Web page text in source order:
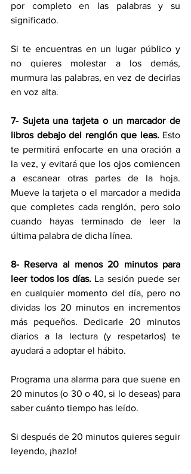
por completo en las palabras y su
significado.
Si te encuentras en un lugar público y
no quieres molestar a los demás,
murmura las palabras, en vez de decirlas
en voz alta.
7- Sujeta una tarjeta o un marcador de
libros debajo del renglón que leas. Esto
te permitirá enfocarte en una oración a
la vez, y evitará que los ojos comiencen
a escanear otras partes de la hoja.
Mueve la tarjeta o el marcador a medida
que completes cada renglón, pero solo
cuando hayas terminado de leer la
última palabra de dicha línea.
8- Reserva al menos 20 minutos para
leer todos los días. La sesión puede ser
en cualquier momento del día, pero no
dividas los 20 minutos en incrementos
más pequeños. Dedicarle 20 minutos
diarios a la lectura (y respetarlos) te
ayudará a adoptar el hábito.
Programa una alarma para que suene en
20 minutos (o 30 o 40, si lo deseas) para
saber cuánto tiempo has leído.
Si después de 20 minutos quieres seguir
leyendo, ¡hazlo!